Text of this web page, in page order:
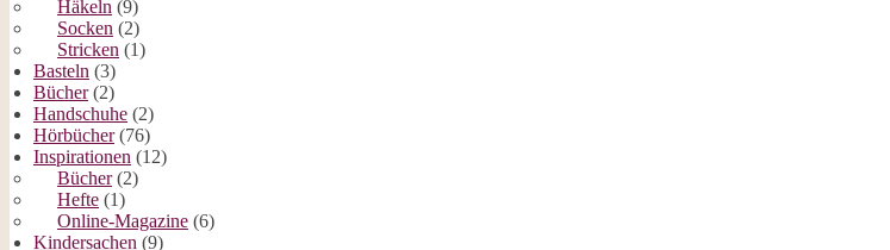
Häkeln (9)
Socken (2)
Stricken (1)
Basteln (3)
Bücher(2)
Handschuhe (2)
Hörbücher(76)
Inspirationen (12)
Bücher(2)
Hefte (1)
Online-Magazine (6)
Kindersachen (9)